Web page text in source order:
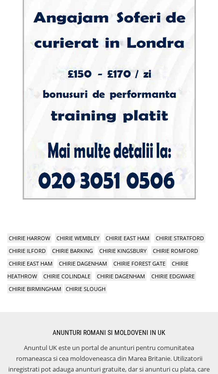
CHIRIE HARROW CHIRIE WEMBLEY CHIRIE EAST HAM
CHIRIE STRATFORD
CHIRIE ILFORD
CHIRIE BARKING CHIRIE KINGSBURY
CHIRIE ROMFORD
CHIRIE EAST HAM
CHIRIE DAGENHAM CHIRIE FOREST GATE
CHIRIE
HEATHROW
CHIRIE COLINDALE CHIRIE DAGENHAM
CHIRIE EDGWARE
CHIRIE BIRMINGHAM
CHIRIE SLOUGH
ANUNTURI ROMANI SI MOLDOVENI IN UK
Anuntul UK este un portal de anunturi pentru comunitatea
romaneasca si cea moldoveneasca din Marea Britanie. Utilizatorii
inregistrati pot adauga anunturi gratuite, dar si anunturi cu plata, care